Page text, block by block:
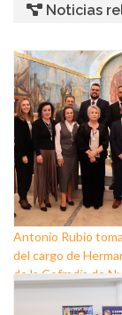
Noticias
Antonio Rubio
del cargo de
de la Cofradía de
Padre Jesús
Nuestra Señora